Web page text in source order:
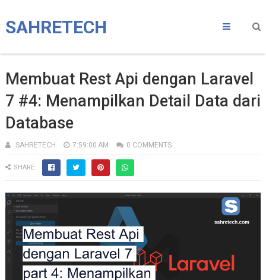
SAHRETECH
Membuat Rest Api dengan Laravel
7 #4: Menampilkan Detail Data dari
Database
SAHRETECH 7:59:00 AM 0 COMMENTS
SHARE: